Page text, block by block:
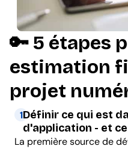
🔑 5 étapes
estimation
projet
1Définir ce qui est
d'application - et
La première source de